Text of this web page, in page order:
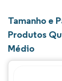
Tamanho e
Produtos
Médio